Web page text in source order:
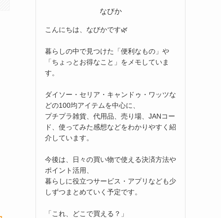
なびか
こんにちは、なびかです🌿
暮らしの中で見つけた「便利なもの」や
「ちょっとお得なこと」をメモしていま
す。
ダイソー・セリア・キャンドゥ・ワッツな
どの100均アイテムを中心に、
プチプラ雑貨、代用品、売り場、JANコー
ド、使ってみた感想などをわかりやすく紹
介しています。
今後は、日々の買い物で使える決済方法や
ポイント活用、
暮らしに役立つサービス・アプリなども少
しずつまとめていく予定です。
「これ、どこで買える？」